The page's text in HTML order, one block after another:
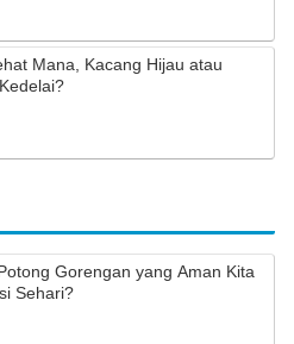
Mana, Kacang Hijau atau
Gorengan yang Aman Kita
Sehari?